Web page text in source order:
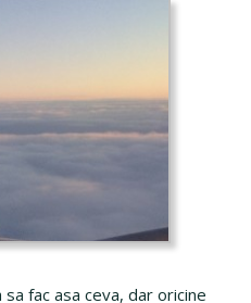
fac asa ceva, dar oricine